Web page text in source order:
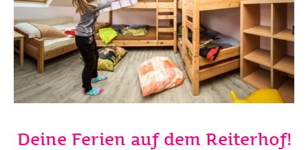
Deine Ferien auf dem Reiterhof!